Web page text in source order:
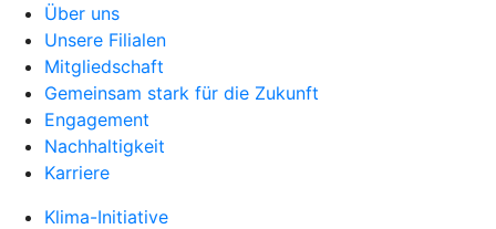
Über uns
Unsere Filialen
Mitgliedschaft
Gemeinsam stark für die Zukunft
Engagement
Nachhaltigkeit
Karriere
Klima-Initiative